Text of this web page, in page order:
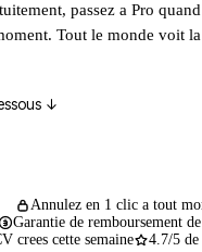
passez a Pro
Tout le monde voit la
↓
Annulez en 1 clic a tout
Garantie de remboursement
crees cette semaine
4.7/5